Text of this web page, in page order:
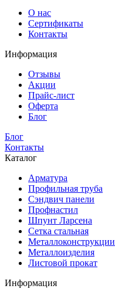
О нас
Сертификаты
Контакты
Информация
Отзывы
Акции
Прайс-лист
Оферта
Блог
Блог
Контакты
Каталог
Арматура
Профильная труба
Сэндвич панели
Профнастил
Шпунт Ларсена
Сетка стальная
Металлоконструкции
Металлоизделия
Листовой прокат
Информация